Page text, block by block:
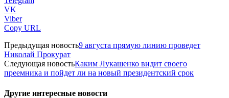
VK
Viber
Copy URL
Предыдущая новость9 августа прямую линию проведет
Николай Прокурат
Следующая новостьКаким Лукашенко видит своего
преемника и пойдет ли на новый президентский срок
Другие интересные новости